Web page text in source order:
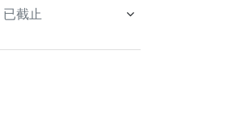
已截止